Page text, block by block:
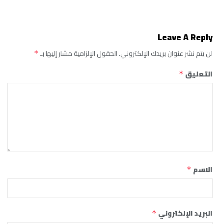
Leave A Reply
لن يتم نشر عنوان بريدك الإلكتروني.الحقول الإلزامية مشار إليها بـ*
التعليق *
الاسم *
البريد الإلكتروني *